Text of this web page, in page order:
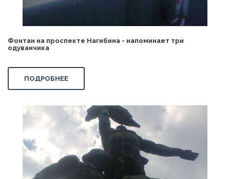
Фонтан на проспекте Нагибина - напоминает три
одуванчика
ПОДРОБНЕЕ